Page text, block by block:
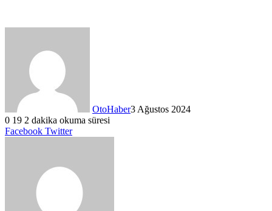
OtoHaber3 Ağustos 2024
0 19 2 dakika okuma süresi
Facebook TwitterLinkedIn
Tumblr
Pinterest
Reddit
VKontakte
E-
Yazdır